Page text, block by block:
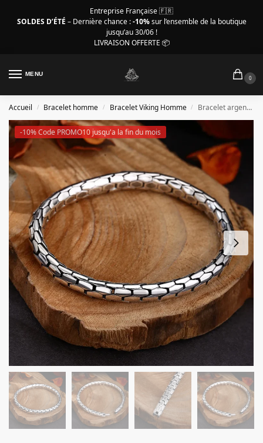
Entreprise Française 🇫🇷
SOLDES D’ÉTÉ – Dernière chance :-10%sur l’ensemble de la boutique
jusqu’au 30/06 !
LIVRAISON OFFERTE 📦
MENU
0
Accueil / Bracelet homme / Bracelet Viking Homme / Bracelet argent Homme – Magnifique design peau de serpent
-10% Code PROMO10 jusqu'a la fin du mois